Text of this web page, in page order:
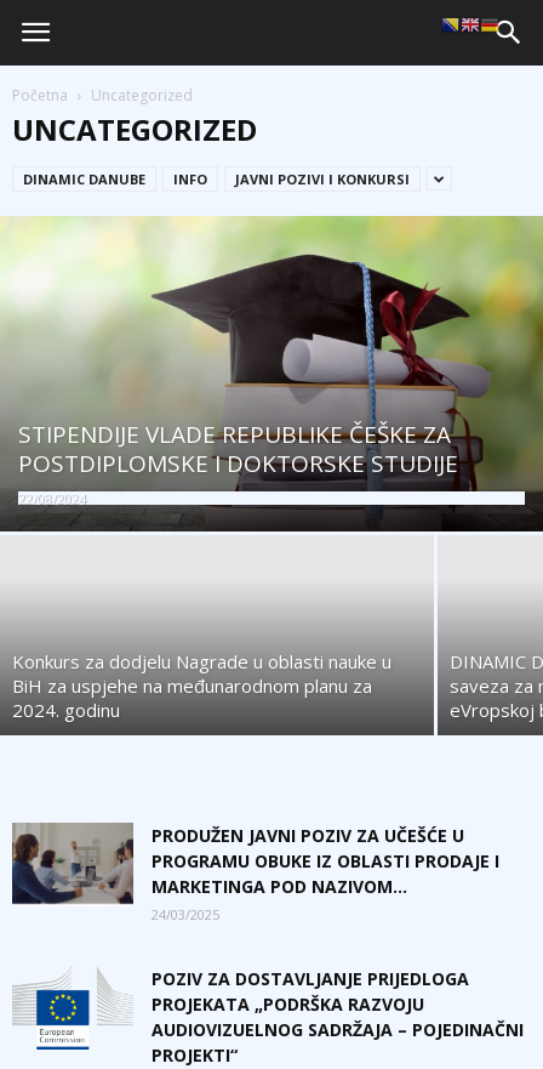
Početna Uncategorized
UNCATEGORIZED
DINAMIC DANUBE INFO JAVNI POZIVI I KONKURSI
STIPENDIJE VLADE REPUBLIKE ČEŠKE ZA
POSTDIPLOMSKE I DOKTORSKE STUDIJE
22/08/2024
Konkurs za dodjelu Nagrade u oblasti nauke u
BiH za uspjehe na međunarodnom planu za
2024. godinu
DINAMIC
saveza za
eVropskoj
PRODUŽEN JAVNI POZIV ZA UČEŠĆE U
PROGRAMU OBUKE IZ OBLASTI PRODAJE I
MARKETINGA POD NAZIVOM...
24/03/2025
POZIV ZA DOSTAVLJANJE PRIJEDLOGA
PROJEKATA „PODRŠKA RAZVOJU
AUDIOVIZUELNOG SADRŽAJA – POJEDINAČNI
PROJEKTI“